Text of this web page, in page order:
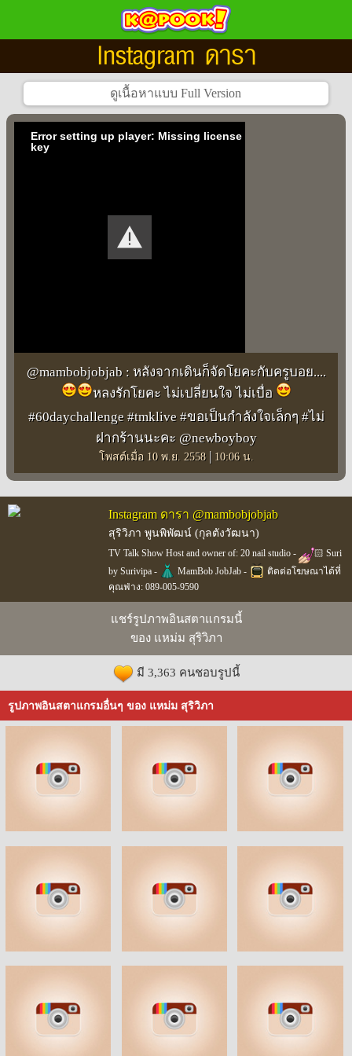
Instagram ดารา
Error setting up player: Missing license
key
@mambobjobjab : หลังจากเดินก็จัดโยคะกับครูบอย....
หลงรักโยคะ ไม่เปลี่ยนใจ ไม่เบื่อ
#60daychallenge #tmklive #ขอเป็นกำลังใจเล็กๆ #ไม่
ฝากร้านนะคะ @newboyboy
โพสต์เมื่อ 10 พ.ย. 2558 | 10:06 น.
Instagram ดารา @mambobjobjab
สุริวิภา พูนพิพัฒน์ (กุลตังวัฒนา)
TV Talk Show Host and owner of: 20 nail studio -
🏻 Suri
by Surivipa -
MamBob JobJab -
ติดต่อโฆษณาได้ที่
คุณฟ่าง: 089-005-9590
แชร์รูปภาพอินสตาแกรมนี้
ของ แหม่ม สุริวิภา
มี 3,363 คนชอบรูปนี้
รูปภาพอินสตาแกรมอื่นๆ ของ แหม่ม สุริวิภา